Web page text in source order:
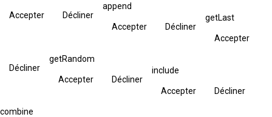
Accepter Décliner
append
Accepter Décliner
getLast
Accepter
Décliner
getRandom
Accepter Décliner
include
Accepter Décliner
combine